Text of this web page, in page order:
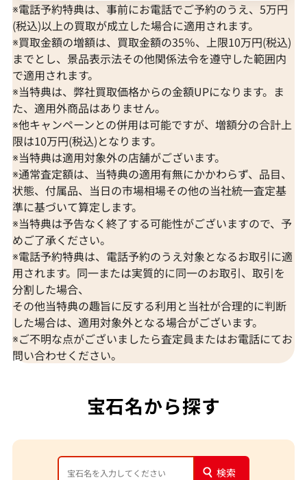
※電話予約特典は、事前にお電話でご予約のうえ、5万円
(税込)以上の買取が成立した場合に適用されます。
※買取金額の増額は、買取金額の35％、上限10万円(税込)
までとし、景品表示法その他関係法令を遵守した範囲内
で適用されます。
※当特典は、弊社買取価格からの金額UPになります。ま
た、適用外商品はありません。
※他キャンペーンとの併用は可能ですが、増額分の合計上
限は10万円(税込)となります。
※当特典は適用対象外の店舗がございます。
※通常査定額は、当特典の適用有無にかかわらず、品目、
状態、付属品、当日の市場相場その他の当社統一査定基
準に基づいて算定します。
※当特典は予告なく終了する可能性がございますので、予
めご了承ください。
※電話予約特典は、電話予約のうえ対象となるお取引に適
用されます。同一または実質的に同一のお取引、取引を
分割した場合、
その他当特典の趣旨に反する利用と当社が合理的に判断
した場合は、適用対象外となる場合がございます。
※ご不明な点がございましたら査定員またはお電話にてお
問い合わせください。
宝石名から探す
検索